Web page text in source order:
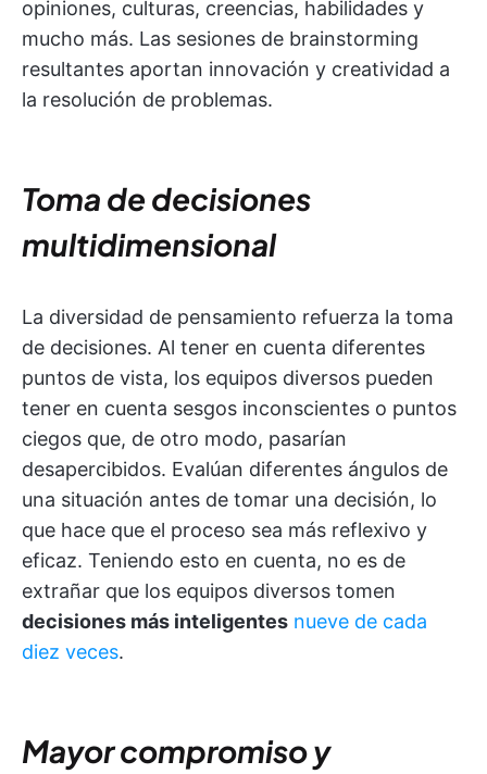
opiniones, culturas, creencias, habilidades y
mucho más. Las sesiones de brainstorming
resultantes aportan innovación y creatividad a
la resolución de problemas.
Toma de decisiones
multidimensional
La diversidad de pensamiento refuerza la toma
de decisiones. Al tener en cuenta diferentes
puntos de vista, los equipos diversos pueden
tener en cuenta sesgos inconscientes o puntos
ciegos que, de otro modo, pasarían
desapercibidos. Evalúan diferentes ángulos de
una situación antes de tomar una decisión, lo
que hace que el proceso sea más reflexivo y
eficaz. Teniendo esto en cuenta, no es de
extrañar que los equipos diversos tomen
decisiones más inteligentes nueve de cada
diez veces.
Mayor compromiso y